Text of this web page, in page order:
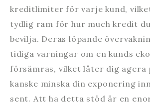
kreditlimiter för varje kund,
tydlig ram för hur much kredit
bevilja. Deras löpande
tidiga varningar om en kunds
försämras, vilket låter dig agera
kanske minska din exponering
sent. Att ha detta stöd är en